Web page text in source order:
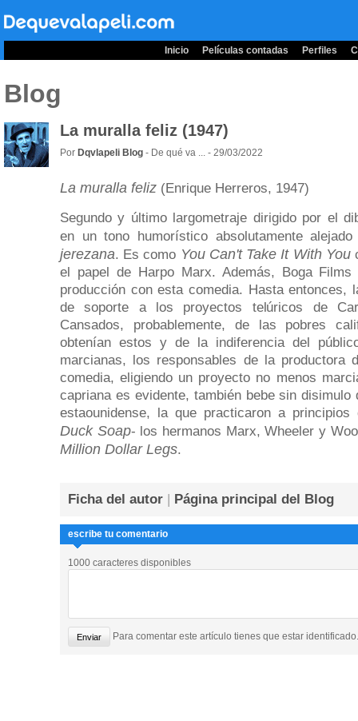
Inicio Películas contadas Perfiles
Blog
La muralla feliz (1947)
Por Dqvlapeli Blog - De qué va ... - 29/03/2022
La muralla feliz (Enrique Herreros, 1947)
Segundo y último largometraje dirigido por el
en un tono humorístico absolutamente
jerezana. Es como You Can't Take It With You
el papel de Harpo Marx. Además, Boga
producción con esta comedia. Hasta entonces,
de soporte a los proyectos telúricos de
Cansados, probablemente, de las pobres
obtenían estos y de la indiferencia del
marcianas, los responsables de la productora
comedia, eligiendo un proyecto no menos
capriana es evidente, también bebe sin
estaounidense, la que practicaron a
Duck Soap- los hermanos Marx, Wheeler y
Million Dollar Legs.
Ficha del autor | Página principal del Blog
escribe tu comentario
1000 caracteres disponibles
Para comentar este artículo tienes que estar identificado.